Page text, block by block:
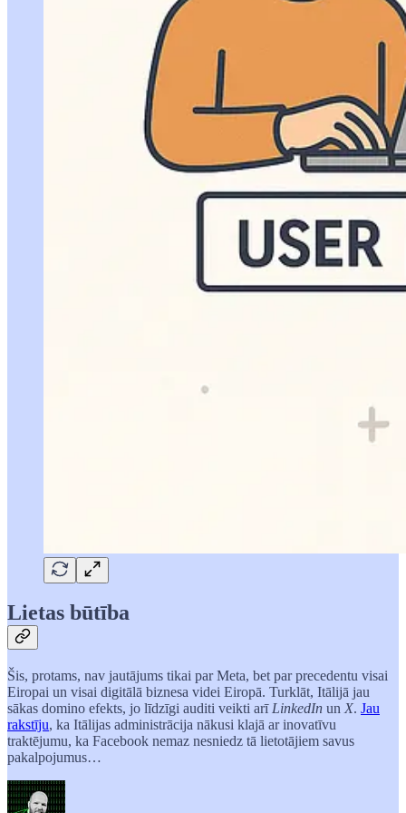
Lietas būtība
Šis, protams, nav jautājums tikai par Meta, bet par precedentu visai
Eiropai un visai digitālā biznesa videi Eiropā. Turklāt, Itālijā jau
sākas domino efekts, jo līdzīgi auditi veikti arī LinkedIn un X. Jau
rakstīju, ka Itālijas administrācija nākusi klajā ar inovatīvu
traktējumu, ka Facebook nemaz nesniedz tā lietotājiem savus
pakalpojumus…